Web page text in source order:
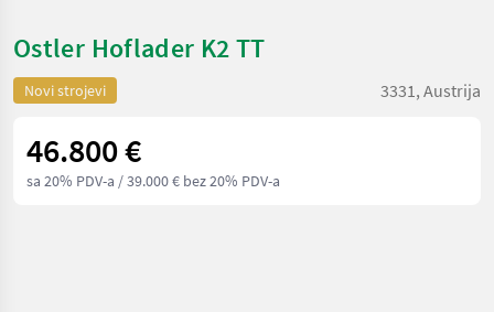
Ostler Hoflader K2 TT
Novi strojevi 3331, Austrija
46.800 €
sa 20% PDV-a / 39.000 € bez 20% PDV-a